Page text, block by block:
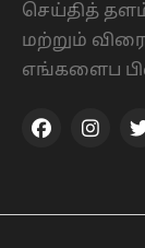
செய்தித்
மற்றும்
எங்களைப